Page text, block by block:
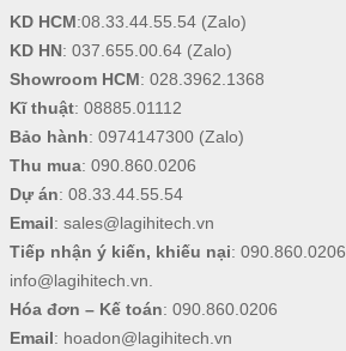
KD HCM:08.33.44.55.54(Zalo)
KD HN: 037.655.00.64(Zalo)
Showroom HCM: 028.3962.1368
Kĩ thuật: 08885.01112
Bảo hành: 0974147300(Zalo)
Thu mua: 090.860.0206
Dự án: 08.33.44.55.54
Email: sales@lagihitech.vn
Tiếp nhận ý kiến, khiếu nại: 090.860.0206
info@lagihitech.vn.
Hóa đơn – Kế toán: 090.860.0206
Email: hoadon@lagihitech.vn